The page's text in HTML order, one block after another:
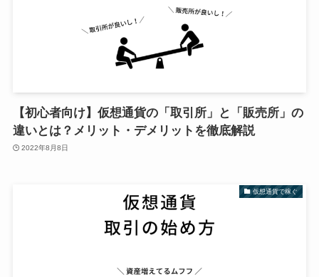
【初心者向け】仮想通貨の「取引所」と「販売所」の
違いとは？メリット・デメリットを徹底解説
2022年8月8日
仮想通貨で稼ぐ